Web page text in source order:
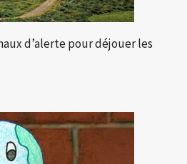
d’alerte pour déjouer les